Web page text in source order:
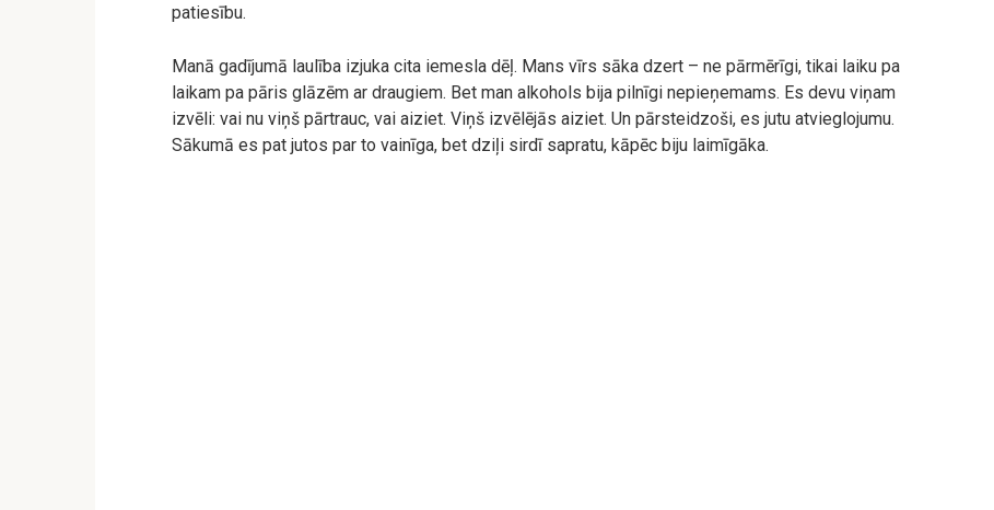
patiesību.
Manā gadījumā laulība izjuka cita iemesla dēļ. Mans vīrs sāka dzert – ne pārmērīgi, tikai laiku pa
laikam pa pāris glāzēm ar draugiem. Bet man alkohols bija pilnīgi nepieņemams. Es devu viņam
izvēli: vai nu viņš pārtrauc, vai aiziet. Viņš izvēlējās aiziet. Un pārsteidzoši, es jutu atvieglojumu.
Sākumā es pat jutos par to vainīga, bet dziļi sirdī sapratu, kāpēc biju laimīgāka.